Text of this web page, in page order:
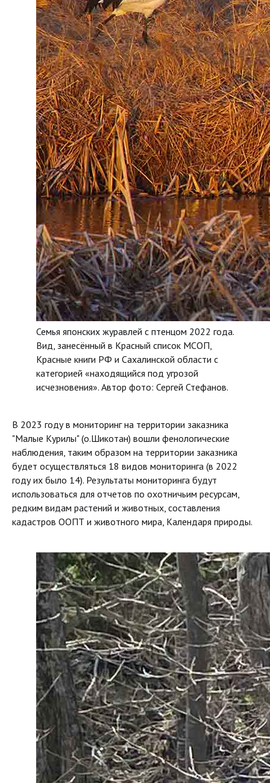
Семья японских журавлей с птенцом 2022 года.
Вид, занесённый в Красный список МСОП,
Красные книги РФ и Сахалинской области с
категорией «находящийся под угрозой
исчезновения». Автор фото: Сергей Стефанов.
В 2023 году в мониторинг на территории заказника
"Малые Курилы" (о.Шикотан) вошли фенологические
наблюдения, таким образом на территории заказника
будет осуществляться 18 видов мониторинга (в 2022
году их было 14). Результаты мониторинга будут
использоваться для отчетов по охотничьим ресурсам,
редким видам растений и животных, составления
кадастров ООПТ и животного мира, Календаря природы.